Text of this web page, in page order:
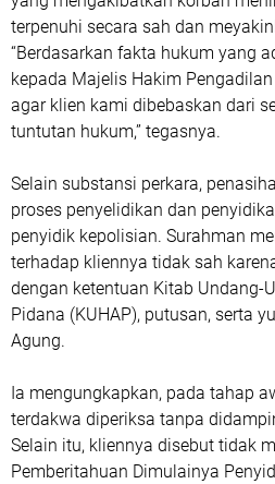
terpenuhi secara sah dan
“Berdasarkan fakta hukum yang
kepada Majelis Hakim
agar klien kami dibebaskan dari
tuntutan hukum,” tegasnya.
Selain substansi perkara,
proses penyelidikan dan
penyidik kepolisian. Surahman
terhadap kliennya tidak sah
dengan ketentuan Kitab Undang-
Pidana (KUHAP), putusan, serta
Agung.
Ia mengungkapkan, pada tahap
terdakwa diperiksa tanpa
Selain itu, kliennya disebut tidak
Pemberitahuan Dimulainya